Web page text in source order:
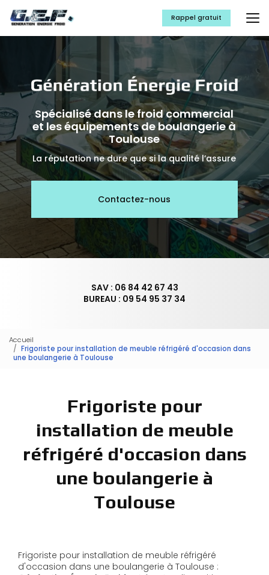
au
contenu
principal
Rappel gratuit
Spécialisé dans le froid commercial
et les équipements de boulangerie à
Toulouse
La réputation ne dure que si la qualité l’assure
Contactez-nous
SAV : 06 84 42 67 43
BUREAU : 09 54 95 37 34
Accueil
Frigoriste pour installation de meuble réfrigéré d'occasion dans
une boulangerie à Toulouse
Frigoriste pour
installation de meuble
réfrigéré d'occasion dans
une boulangerie à
Toulouse
Frigoriste pour installation de meuble réfrigéré
d'occasion dans une boulangerie à Toulouse :